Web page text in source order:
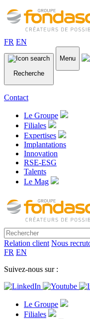
FR EN
Recherche
Menu
Contact
Le Groupe
Filiales
Expertises
Implantations
Innovation
RSE-ESG
Talents
Le Mag
Relation client Nous
FR EN
Suivez-nous sur :
Le Groupe
Filiales